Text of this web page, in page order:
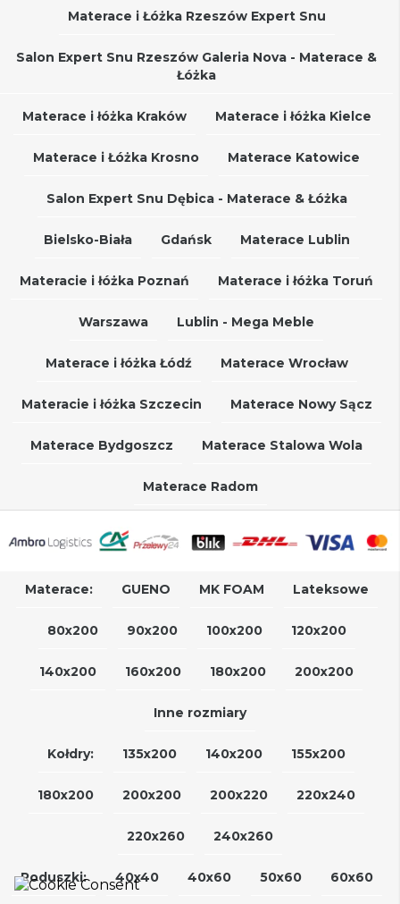
Materace i Łóżka Rzeszów Expert Snu
Salon Expert Snu Rzeszów Galeria Nova - Materace &
Łóżka
Materace i łóżka Kraków Materace i łóżka Kielce
Materace i Łóżka Krosno Materace Katowice
Salon Expert Snu Dębica - Materace & Łóżka
Bielsko-Biała Gdańsk Materace Lublin
Materacie i łóżka Poznań Materace i łóżka Toruń
Warszawa Lublin - Mega Meble
Materace i łóżka Łódź Materace Wrocław
Materacie i łóżka Szczecin Materace Nowy Sącz
Materace Bydgoszcz Materace Stalowa Wola
Materace Radom
Materace: GUENO MK FOAM Lateksowe
80x200 90x200 100x200 120x200
140x200 160x200 180x200 200x200
Inne rozmiary
Kołdry: 135x200 140x200 155x200
180x200 200x200 200x220 220x240
220x260 240x260
Poduszki: 40x40 40x60 50x60 60x60